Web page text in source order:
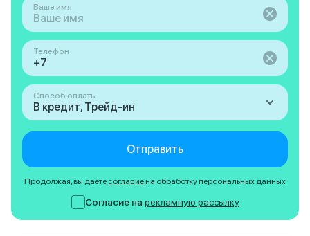
Ваше имя
Телефон
Способ оплаты
В кредит, Трейд-ин
Отправить
Продолжая, вы даете согласие на обработку персональных данных
Согласие на рекламную рассылку